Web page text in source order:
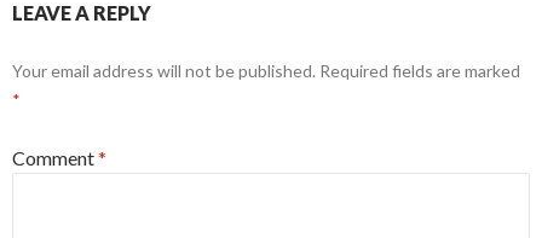
LEAVE A REPLY
Your email address will not be published. Required fields are marked
*
Comment*